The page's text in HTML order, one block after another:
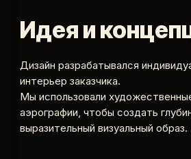
Идея и
Дизайн разрабатывался
интерьер заказчика.
Мы использовали
аэрографии, чтобы создать
выразительный визуальный образ.